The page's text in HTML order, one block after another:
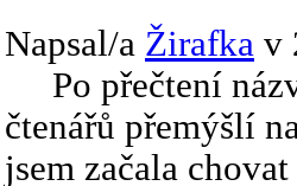
Napsal/a Žirafka v
Po přečtení
čtenářů přemýšlí
jsem začala